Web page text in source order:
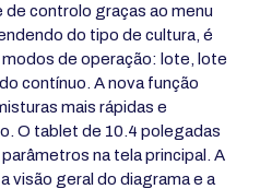
controlo graças ao menu
do tipo de cultura, é
de operação: lote, lote
contínuo. A nova função
mais rápidas e
O tablet de 10.4 polegadas
na tela principal. A
visão geral do diagrama e a